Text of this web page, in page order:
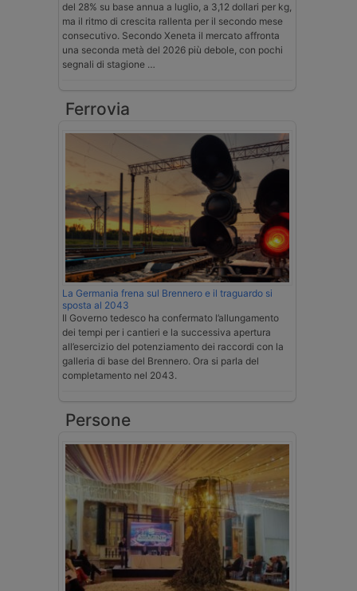
del 28% su base annua a luglio, a 3,12 dollari per kg,
ma il ritmo di crescita rallenta per il secondo mese
consecutivo. Secondo Xeneta il mercato affronta
una seconda metà del 2026 più debole, con pochi
segnali di stagione …
Ferrovia
La Germania frena sul Brennero e il traguardo si
sposta al 2043
Il Governo tedesco ha confermato l’allungamento
dei tempi per i cantieri e la successiva apertura
all’esercizio del potenziamento dei raccordi con la
galleria di base del Brennero. Ora si parla del
completamento nel 2043.
Persone